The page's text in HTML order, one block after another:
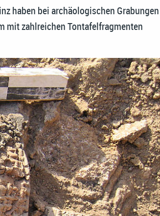
haben bei archäologischen Grabungen
mit zahlreichen Tontafelfragmenten